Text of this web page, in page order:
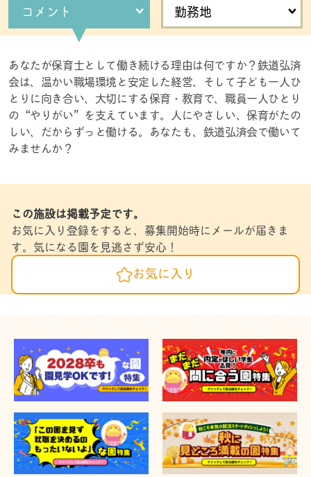
コメント 勤務地
あなたが保育士として働き続ける理由は何ですか？鉄道弘済
会は、温かい職場環境と安定した経営、そして子ども一人ひ
とりに向き合い、大切にする保育・教育で、職員一人ひとり
の“やりがい”を支えています。人にやさしい、保育がたの
しい、だからずっと働ける。あなたも、鉄道弘済会で働いて
みませんか？
この施設は掲載予定です。
お気に入り登録をすると、募集開始時にメールが届きま
す。気になる園を見逃さず安心！
お気に入り